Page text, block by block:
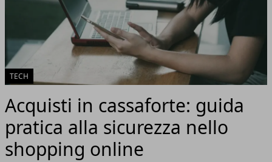
TECH
Acquisti in cassaforte: guida
pratica alla sicurezza nello
shopping online